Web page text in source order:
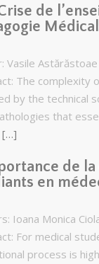
de
Vasile Astărăstoae
The complexity
by the technical
that
[…]
de
en
Ioana Monica
For medical
process is